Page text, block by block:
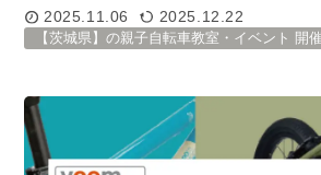
2025.11.06 2025.12.22
【茨城県】の親子自転車教室・イベント 開